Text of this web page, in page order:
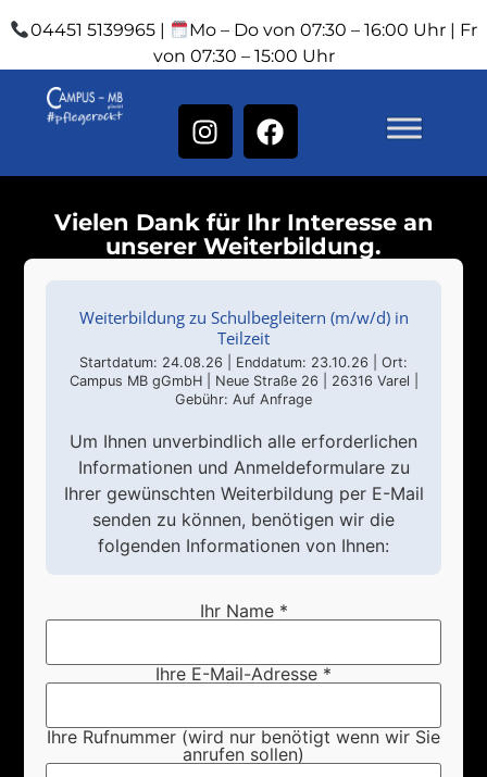
04451 5139965 |
Mo – Do von 07:30 – 16:00 Uhr | Fr
von 07:30 – 15:00 Uhr
Vielen Dank für Ihr Interesse an
unserer Weiterbildung.
Weiterbildung zu Schulbegleitern (m/w/d) in
Teilzeit
Startdatum: 24.08.26 | Enddatum: 23.10.26 | Ort:
Campus MB gGmbH | Neue Straße 26 | 26316 Varel |
Gebühr: Auf Anfrage
Um Ihnen unverbindlich alle erforderlichen
Informationen und Anmeldeformulare zu
Ihrer gewünschten Weiterbildung per E-Mail
senden zu können, benötigen wir die
folgenden Informationen von Ihnen:
Ihr Name *
Ihre E-Mail-Adresse *
Ihre Rufnummer (wird nur benötigt wenn wir Sie
anrufen sollen)